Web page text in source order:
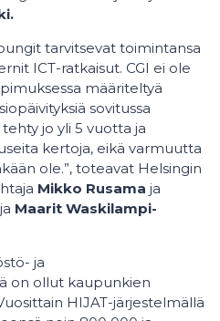
tarvitsevat toimintansa
ICT-ratkaisut. CGI ei ole
määriteltyä
sovitussa
jo yli 5 vuotta ja
kertoja, eikä varmuutta
ole.”, toteavat Helsingin
Mikko Rusama ja
Maarit Waskilampi-
ja
on ollut kaupunkien
HIJAT-järjestelmällä